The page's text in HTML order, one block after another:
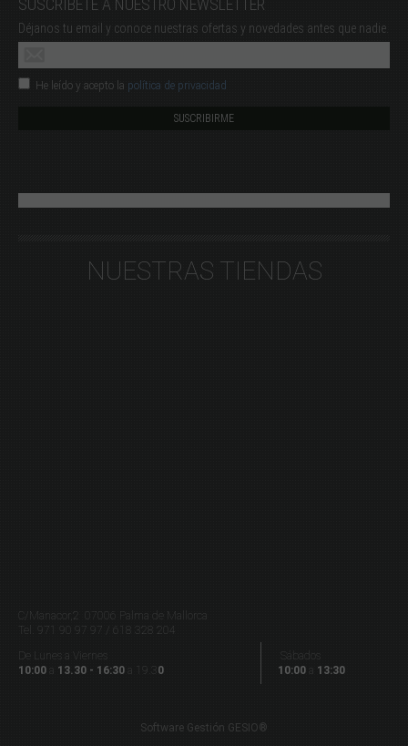
SUSCRÍBETE A NUESTRO NEWSLETTER
Déjanos tu email y conoce nuestras ofertas y novedades antes que nadie.
He leído y acepto la política de privacidad
NUESTRAS TIENDAS
C/Manacor,2 07006 Palma de Mallorca
971 90 97 97 / 618 328 204
De Lunes a Viernes
10:00 a 13.30 - 16:30 a 19.3 0
Sábados
10:00 a 13:30
Software Gestión GESIO®